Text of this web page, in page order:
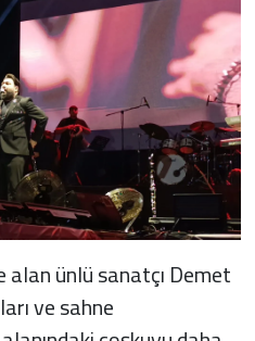
alan ünlü sanatçı Demet
ve sahne